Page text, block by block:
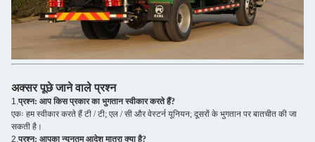
अक्सर पूछे जाने वाले प्रश्न
1.प्रश्न: आप किस प्रकार का भुगतान स्वीकार करते हैं?
एकः हम स्वीकार करते हैं टी / टी; एल / सी और वेस्टर्न यूनियन; दूसरों के भुगतान पर बातचीत की जा
सकती है।
2.प्रश्न: आपका न्यूनतम आदेश मात्रा क्या है?